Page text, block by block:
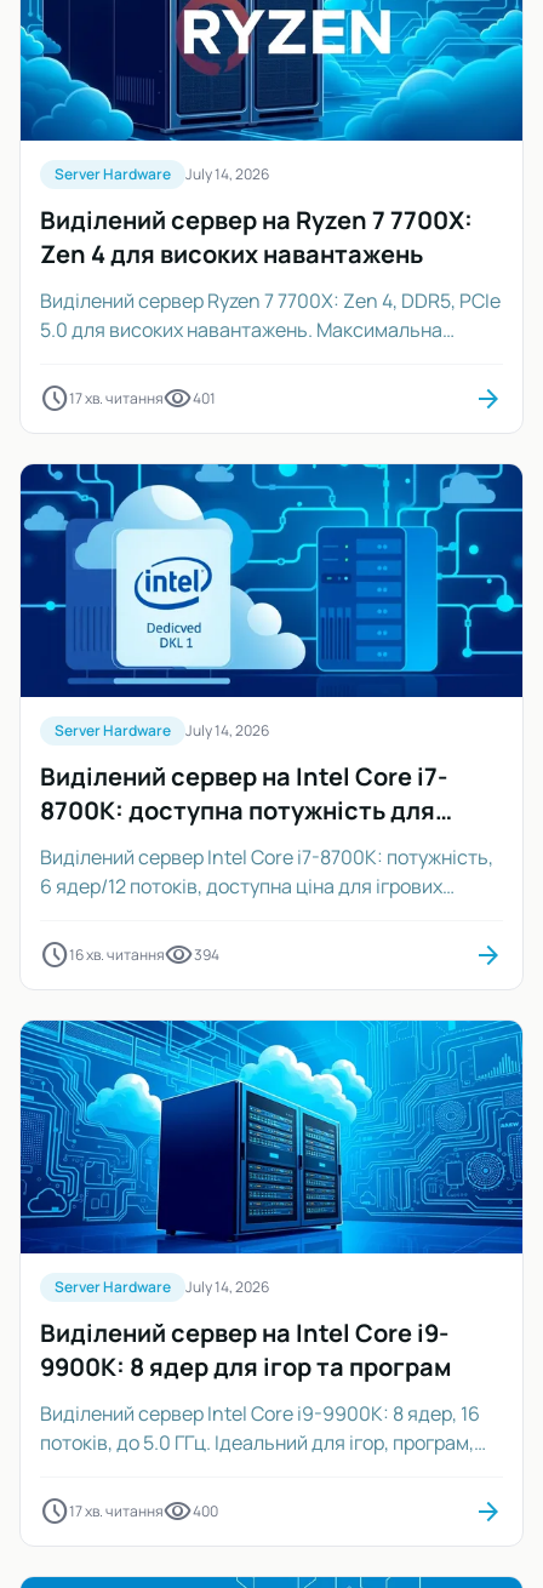
Server Hardware July 14, 2026
Виділений сервер на Ryzen 7 7700X:
Zen 4 для високих навантажень
Виділений сервер Ryzen 7 7700X: Zen 4, DDR5, PCIe
5.0 для високих навантажень. Максимальна
schedule17 хв. читанняvisibility401 arrow_forward
Server Hardware July 14, 2026
Виділений сервер на Intel Core i7-
8700K: доступна потужність для
проєктів
Виділений сервер Intel Core i7-8700K: потужність,
6 ядер/12 потоків, доступна ціна для ігрових
schedule16 хв. читанняvisibility394 arrow_forward
Server Hardware July 14, 2026
Виділений сервер на Intel Core i9-
9900K: 8 ядер для ігор та програм
Виділений сервер Intel Core i9-9900K: 8 ядер, 16
потоків, до 5.0 ГГц. Ідеальний для ігор, програм,
schedule17 хв. читанняvisibility400 arrow_forward